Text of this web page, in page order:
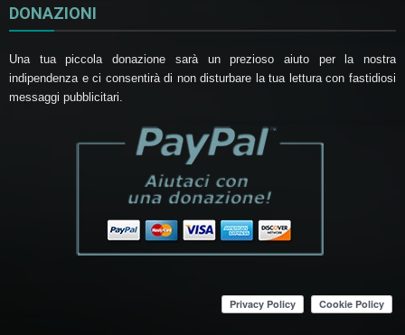
DONAZIONI
Una tua piccola donazione sarà un prezioso aiuto per la nostra
indipendenza e ci consentirà di non disturbare la tua lettura con fastidiosi
messaggi pubblicitari.